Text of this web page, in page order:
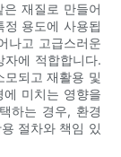
재질로 만들어
용도에 사용됩
나고 고급스러운
에 적합합니다.
되고 재활용 및
미치는 영향을
하는 경우, 환경
절차와 책임 있